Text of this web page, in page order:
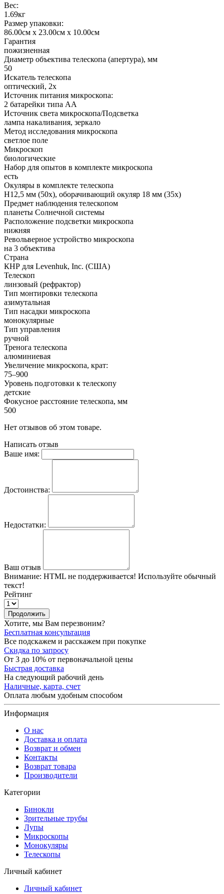
Вес:
1.69кг
Размер упаковки:
86.00см x 23.00см x 10.00см
Гарантия
пожизненная
Диаметр объектива телескопа (апертура), мм
50
Искатель телескопа
оптический, 2x
Источник питания микроскопа:
2 батарейки типа АА
Источник света микроскопа/Подсветка
лампа накаливания, зеркало
Метод исследования микроскопа
светлое поле
Микроскоп
биологические
Набор для опытов в комплекте микроскопа
есть
Окуляры в комплекте телескопа
H12,5 мм (50x), оборачивающий окуляр 18 мм (35x)
Предмет наблюдения телескопом
планеты Солнечной системы
Расположение подсветки микроскопа
нижняя
Револьверное устройство микроскопа
на 3 объектива
Страна
КНР для Levenhuk, Inc. (США)
Телескоп
линзовый (рефрактор)
Тип монтировки телескопа
азимутальная
Тип насадки микроскопа
монокулярные
Тип управления
ручной
Тренога телескопа
алюминиевая
Увеличение микроскопа, крат:
75–900
Уровень подготовки к телескопу
детские
Фокусное расстояние телескопа, мм
500
Нет отзывов об этом товаре.
Написать отзыв
Ваше имя:
Достоинства:
Недостатки:
Ваш отзыв
Внимание: HTML не поддерживается! Используйте обычный
текст!
Рейтинг
Продолжить
Хотите, мы Вам перезвоним?
Бесплатная консультация
Все подскажем и расскажем при покупке
Скидка по запросу
От 3 до 10% от первоначальной цены
Быстрая доставка
На следующий рабочий день
Наличные, карта, счет
Оплата любым удобным способом
Информация
О нас
Доставка и оплата
Возврат и обмен
Контакты
Возврат товара
Производители
Категории
Бинокли
Зрительные трубы
Лупы
Микроскопы
Монокуляры
Телескопы
Личный кабинет
Личный кабинет